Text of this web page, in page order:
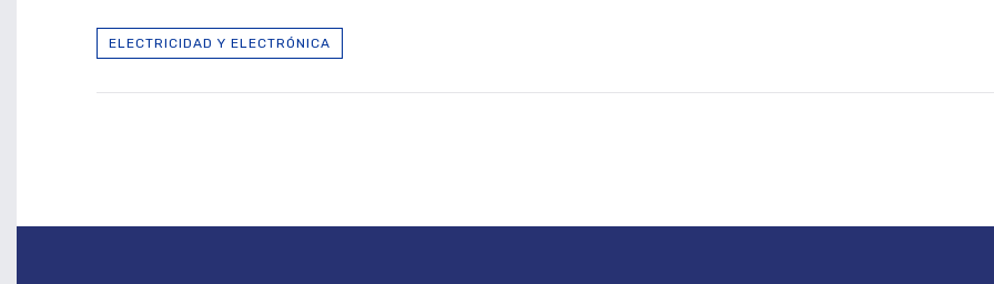
ELECTRICIDAD Y ELECTRÓNICA